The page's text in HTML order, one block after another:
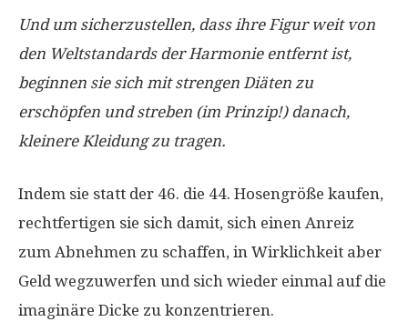
Und um sicherzustellen, dass ihre Figur weit von
den Weltstandards der Harmonie entfernt ist,
beginnen sie sich mit strengen Diäten zu
erschöpfen und streben (im Prinzip!) danach,
kleinere Kleidung zu tragen.
Indem sie statt der 46. die 44. Hosengröße kaufen,
rechtfertigen sie sich damit, sich einen Anreiz
zum Abnehmen zu schaffen, in Wirklichkeit aber
Geld wegzuwerfen und sich wieder einmal auf die
imaginäre Dicke zu konzentrieren.